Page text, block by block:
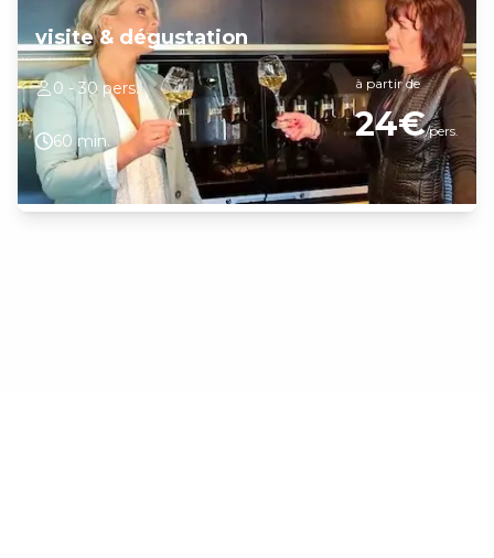
Dégustation de vins blancs de Bourgogne Chardonnay produits
par le domaine puis visite du caveau, de la cave à fut et de la
0 - 30 pers.
60 min.
à partir de
24€/pers.
visite & dégustation